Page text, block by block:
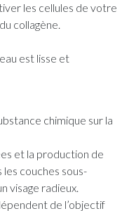
les cellules de votre
collagène.
est lisse et
chimique sur la
et la production de
couches sous-
visage radieux.
de l’objectif